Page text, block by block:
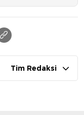
Tim Redaksi